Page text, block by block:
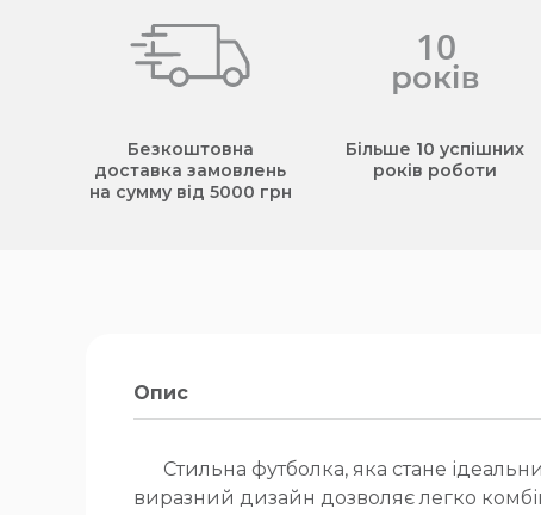
Безкоштовна
доставка замовлень
на сумму від 5000 грн
Більше 10 успішних
років роботи
Опис
Стильна футболка, яка стане
виразний дизайн дозволяє легко